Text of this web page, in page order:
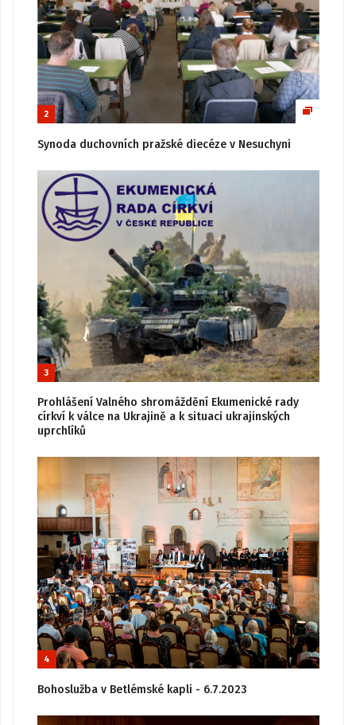
2
Synoda duchovních pražské diecéze v Nesuchyni
3
Prohlášení Valného shromáždění Ekumenické rady
církví k válce na Ukrajině a k situaci ukrajinských
uprchlíků
4
Bohoslužba v Betlémské kapli - 6.7.2023